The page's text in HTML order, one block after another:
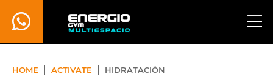
HOME ACTIVATE HIDRATACIÓN